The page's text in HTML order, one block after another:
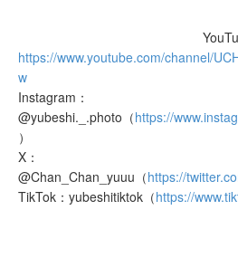
https://www.youtube.com/channel/
w
Instagram：
@yubeshi._.photo（https://
）
X：
@Chan_Chan_yuuu（https://
TikTok：yubeshitiktok（https://